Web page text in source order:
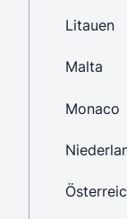
Litauen
Malta
Monaco